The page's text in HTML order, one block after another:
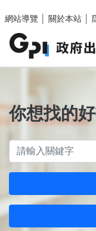
網站導覽
關於本站
你想找的